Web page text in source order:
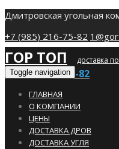
Дмитровская угольная
+7 (985) 216-75-82
ГОР ТОП доставка
+7 (985) 216-75-82
Toggle navigation
ГЛАВНАЯ
О КОМПАНИИ
ЦЕНЫ
ДОСТАВКА ДРОВ
ДОСТАВКА УГЛЯ